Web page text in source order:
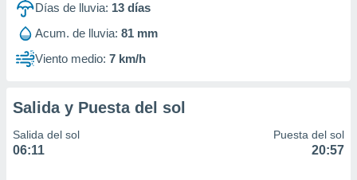
Días de lluvia: 13 días
Acum. de lluvia: 81 mm
Viento medio: 7 km/h
Salida y Puesta del sol
Salida del sol
06:11
Puesta del sol
20:57